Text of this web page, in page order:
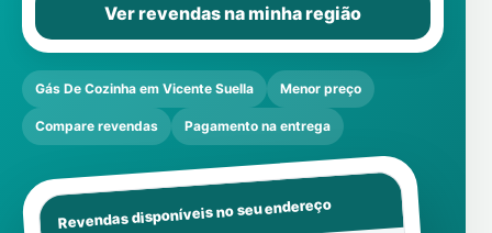
Ver revendas na minha região
Gás De Cozinha em Vicente Suella Menor preço
Compare revendas Pagamento na entrega
Revendas disponíveis no seu endereço